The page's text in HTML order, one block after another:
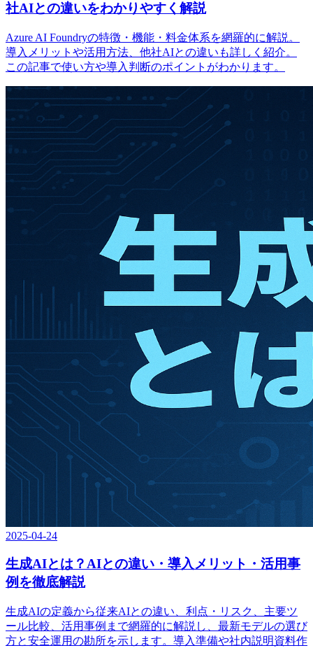
社AIとの違いをわかりやすく解説
Azure AI Foundryの特徴・機能・料金体系を網羅的に解説。
導入メリットや活用方法、他社AIとの違いも詳しく紹介。
この記事で使い方や導入判断のポイントがわかります。
2025-04-24
生成AIとは？AIとの違い・導入メリット・活用事
例を徹底解説
生成AIの定義から従来AIとの違い、利点・リスク、主要ツ
ール比較、活用事例まで網羅的に解説し、最新モデルの選び
方と安全運用の勘所を示します。導入準備や社内説明資料作